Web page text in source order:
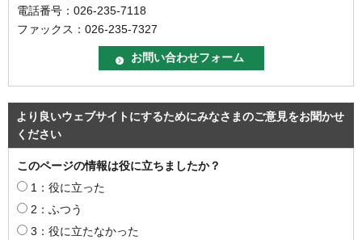
電話番号：026-235-7118
ファックス：026-235-7327
より良いウェブサイトにするためにみなさまのご意見をお聞かせ
ください
このページの情報は役に立ちましたか？
1：役に立った
2：ふつう
3：役に立たなかった